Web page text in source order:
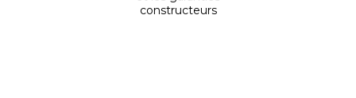
constructeurs